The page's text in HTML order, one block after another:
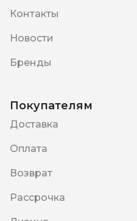
Контакты
Новости
Бренды
Покупателям
Доставка
Оплата
Возврат
Рассрочка